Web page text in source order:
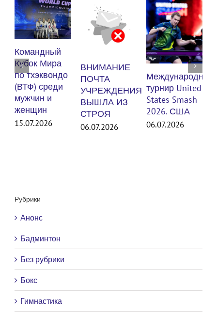
Командный
Кубок Мира
по тхэквондо
(ВТФ) среди
мужчин и
женщин
15.07.2026
ВНИМАНИЕ
ПОЧТА
УЧРЕЖДЕНИЯ
ВЫШЛА ИЗ
СТРОЯ
06.07.2026
Международный
турнир United
States Smash
2026. США
06.07.2026
Рубрики
Анонс
Бадминтон
Без рубрики
Бокс
Гимнастика